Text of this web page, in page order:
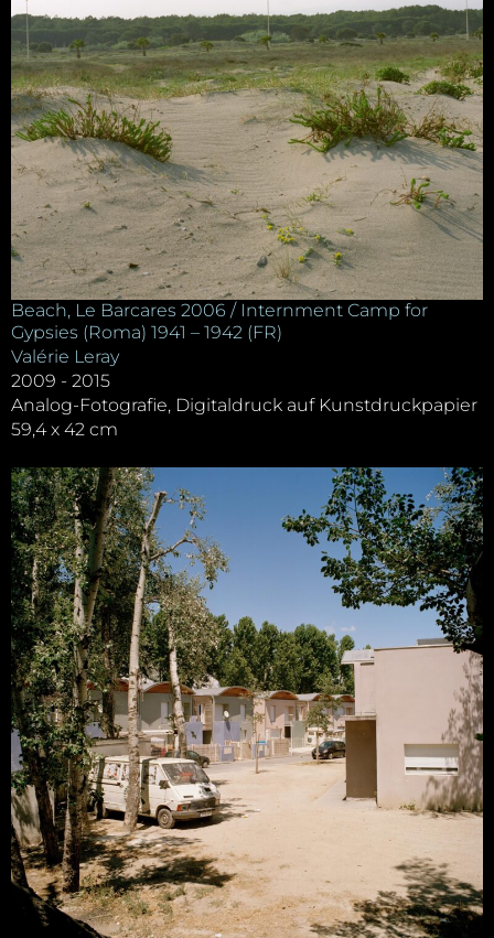
Beach, Le Barcares 2006 / Internment Camp for
Gypsies (Roma) 1941 – 1942 (FR)
Valérie Leray
2009 - 2015
Analog-Fotografie, Digitaldruck auf Kunstdruckpapier
59,4 x 42 cm